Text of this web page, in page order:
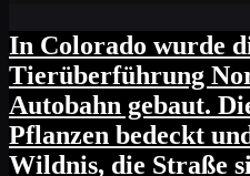
In Colorado wurde
Tierüberführung
Autobahn gebaut.
Pflanzen bedeckt
Wildnis, die Straße